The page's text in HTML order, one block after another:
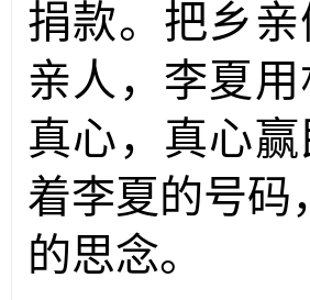
捐款。把乡
亲人，李夏
真心，真心
着李夏的号码
的思念。